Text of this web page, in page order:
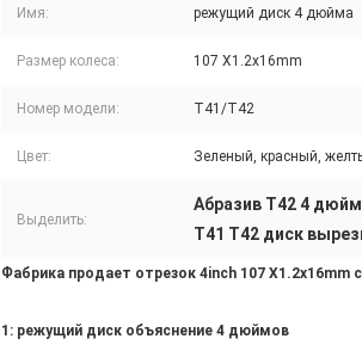
Имя: режущий диск 4 дюйма
Размер колеса: 107 X1.2x16mm
Номер модели: T41/T42
Цвет: Зеленый, красный,
Выделить:
Абразив T42 4
T41 T42 диск
Фабрика продает отрезок 4inch 107 X1.2x16mm
1: режущий диск объяснение 4 дюймов